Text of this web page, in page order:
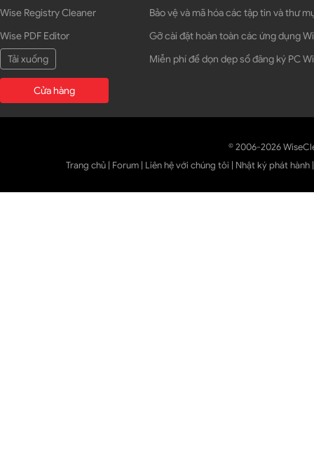
Wise Registry Cleaner
Wise PDF Editor
Tải xuống
Cửa hàng
Bảo vệ và mã hóa các tập tin và thư
Gỡ cài đặt hoàn toàn các ứng dụng
Miễn phí để dọn dẹp sổ đăng ký PC
© 2006-2026
Trang chủ | Forum | Liên hệ với chúng tôi | Nhật ký phát hành